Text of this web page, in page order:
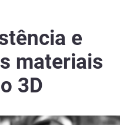
e
materiais
3D